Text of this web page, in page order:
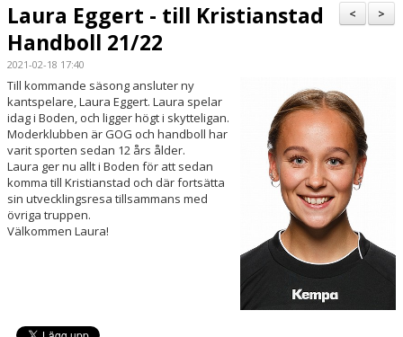
KALENDER
HANDBOLLSSKOLA
PARTNERSKAP
FÖRENINGEN
OM OSS
KONTAKT
>
<
Laura Eggert - till Kristianstad
Handboll 21/22
2021-02-18 17:40
Till kommande säsong ansluter ny
kantspelare, Laura Eggert. Laura spelar
idag i Boden, och ligger högt i skytteligan.
Moderklubben är GOG och handboll har
varit sporten sedan 12 års ålder.
Laura ger nu allt i Boden för att sedan
komma till Kristianstad och där fortsätta
sin utvecklingsresa tillsammans med
övriga truppen.
Välkommen Laura!